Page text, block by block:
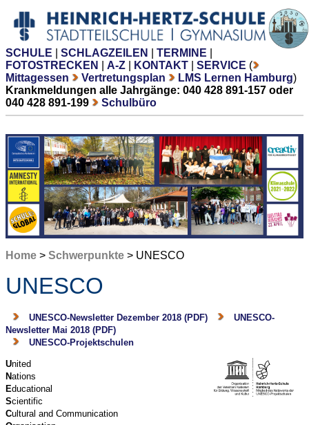
SCHULE SCHLAGZEILEN TERMINE
FOTOSTRECKEN
A-Z KONTAKT SERVICE (
Mittagessen
Vertretungsplan LMS Lernen Hamburg)
Krankmeldungen alle Jahrgänge: 040 428 891-157 oder
040 428 891-199
Schulbüro
Home > Schwerpunkte > UNESCO
UNESCO
UNESCO-Newsletter Dezember 2018 (PDF)
UNESCO-
Newsletter Mai 2018 (PDF)
UNESCO-Projektschulen
United
Nations
Educational
Scientific
Cultural and Communication